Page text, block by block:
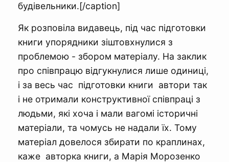
будівельники.[/caption]
Як розповіла видавець, під час підготовки
книги упорядники зіштовхнулися з
проблемою - збором матеріалу. На заклик
про співпрацю відгукнулися лише одиниці,
і за весь час підготовки книги автори так
і не отримали конструктивної співпраці з
людьми, які хоча і мали вагомі історичні
матеріали, та чомусь не надали їх. Тому
матеріал довелося збирати по краплинах,
каже авторка книги, а Марія Морозенко